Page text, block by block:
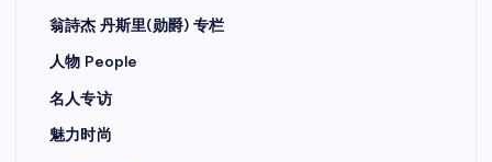
翁詩杰 丹斯里(勋爵) 专栏
人物 People
名人专访
魅力时尚